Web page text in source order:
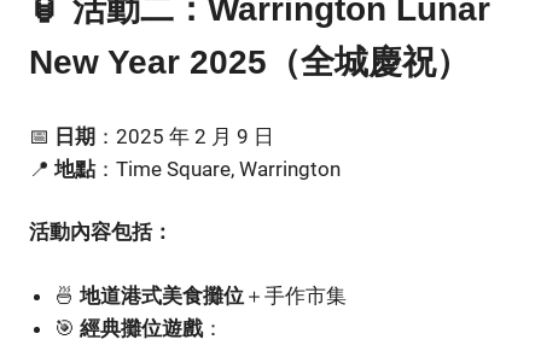
🏮 活動二：Warrington Lunar
New Year 2025（全城慶祝）
📅 日期 ：2025 年 2 月 9 日
📍 地點 ：Time Square, Warrington
活動內容包括：
🍜地道港式美食攤位 ＋手作市集
🎯經典攤位遊戲：